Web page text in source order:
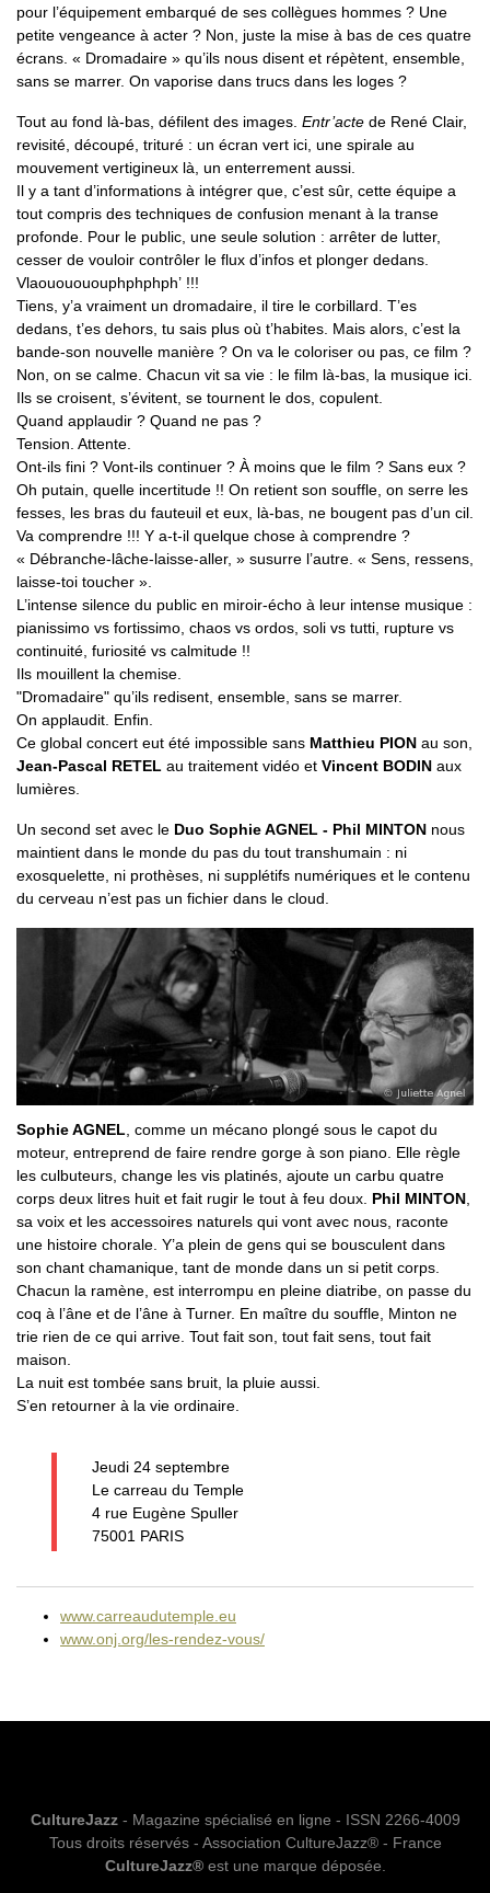
pour l’équipement embarqué de ses collègues hommes ? Une
petite vengeance à acter ? Non, juste la mise à bas de ces quatre
écrans. « Dromadaire » qu’ils nous disent et répètent, ensemble,
sans se marrer. On vaporise dans trucs dans les loges ?
Tout au fond là-bas, défilent des images. Entr’acte de René Clair,
revisité, découpé, trituré : un écran vert ici, une spirale au
mouvement vertigineux là, un enterrement aussi.
Il y a tant d’informations à intégrer que, c’est sûr, cette équipe a
tout compris des techniques de confusion menant à la transe
profonde. Pour le public, une seule solution : arrêter de lutter,
cesser de vouloir contrôler le flux d’infos et plonger dedans.
Vlaououououphphphph’ !!!
Tiens, y’a vraiment un dromadaire, il tire le corbillard. T’es
dedans, t’es dehors, tu sais plus où t’habites. Mais alors, c’est la
bande-son nouvelle manière ? On va le coloriser ou pas, ce film ?
Non, on se calme. Chacun vit sa vie : le film là-bas, la musique ici.
Ils se croisent, s’évitent, se tournent le dos, copulent.
Quand applaudir ? Quand ne pas ?
Tension. Attente.
Ont-ils fini ? Vont-ils continuer ? À moins que le film ? Sans eux ?
Oh putain, quelle incertitude !! On retient son souffle, on serre les
fesses, les bras du fauteuil et eux, là-bas, ne bougent pas d’un cil.
Va comprendre !!! Y a-t-il quelque chose à comprendre ?
« Débranche-lâche-laisse-aller, » susurre l’autre. « Sens, ressens,
laisse-toi toucher ».
L’intense silence du public en miroir-écho à leur intense musique :
pianissimo vs fortissimo, chaos vs ordos, soli vs tutti, rupture vs
continuité, furiosité vs calmitude !!
Ils mouillent la chemise.
"Dromadaire" qu’ils redisent, ensemble, sans se marrer.
On applaudit. Enfin.
Ce global concert eut été impossible sans Matthieu PION au son,
Jean-Pascal RETEL au traitement vidéo et Vincent BODIN aux
lumières.
Un second set avec le Duo Sophie AGNEL - Phil MINTON nous
maintient dans le monde du pas du tout transhumain : ni
exosquelette, ni prothèses, ni supplétifs numériques et le contenu
du cerveau n’est pas un fichier dans le cloud.
Sophie AGNEL , comme un mécano plongé sous le capot du
moteur, entreprend de faire rendre gorge à son piano. Elle règle
les culbuteurs, change les vis platinés, ajoute un carbu quatre
corps deux litres huit et fait rugir le tout à feu doux. Phil MINTON
sa voix et les accessoires naturels qui vont avec nous, raconte
une histoire chorale. Y’a plein de gens qui se bousculent dans
son chant chamanique, tant de monde dans un si petit corps.
Chacun la ramène, est interrompu en pleine diatribe, on passe du
coq à l’âne et de l’âne à Turner. En maître du souffle, Minton ne
trie rien de ce qui arrive. Tout fait son, tout fait sens, tout fait
maison.
La nuit est tombée sans bruit, la pluie aussi.
S’en retourner à la vie ordinaire.
Jeudi 24 septembre
Le carreau du Temple
4 rue Eugène Spuller
75001 PARIS
www.carreaudutemple.eu
www.onj.org/les-rendez-vous/
CultureJazz- Magazine spécialisé en ligne - ISSN 2266-4009
Tous droits réservés - Association CultureJazz® - France
CultureJazz®est une marque déposée.